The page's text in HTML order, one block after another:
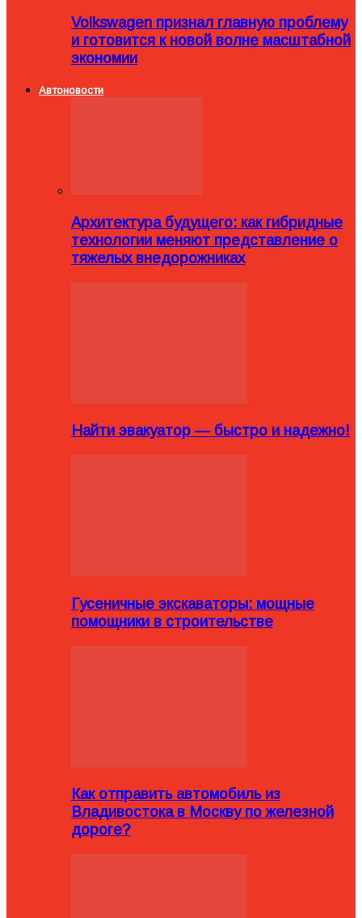
Volkswagen признал главную проблему
и готовится к новой волне масштабной
экономии
Автоновости
Архитектура будущего: как гибридные
технологии меняют представление о
тяжелых внедорожниках
Найти эвакуатор — быстро и надежно!
Гусеничные экскаваторы: мощные
помощники в строительстве
Как отправить автомобиль из
Владивостока в Москву по железной
дороге?